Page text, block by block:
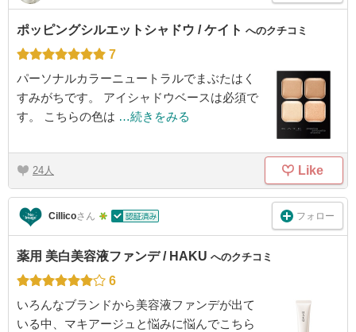
ポッピングシルエットシャドウ / ケイト へのクチコミ
7
パーソナルカラーニュートラルでまぶたはく
すみがちです。 アイシャドウベースは必須で
す。 こちらの色は …続きをみる
24 Like
Cillicoさん フォロー
薬用 美白美容液ファンデ / HAKU へのクチコミ
6
いろんなブランドから美容液ファンデが出て
いる中、マキアージュと悩みに悩んでこちら